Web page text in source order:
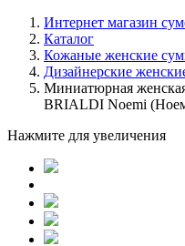
Интернет магазин
Каталог
Кожаные женские
Дизайнерские
Миниатюрная
BRIALDI Noemi
Нажмите для увеличения